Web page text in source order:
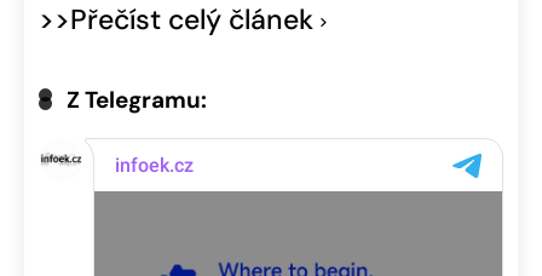
>>Přečíst celý článek
Z Telegramu: